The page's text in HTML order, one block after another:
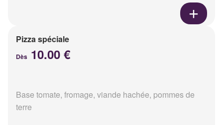
Pizza spéciale
Dès 10.00 €
Base tomate, fromage, viande hachée, pommes de
terre